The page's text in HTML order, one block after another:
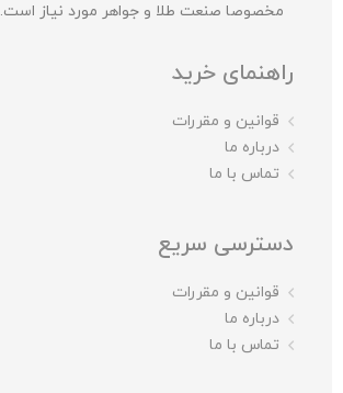
مخصوصا صنعت طلا و جواهر مورد نیاز است.
راهنمای خرید
قوانین و مقررات
درباره ما
تماس با ما
دسترسی سریع
قوانین و مقررات
درباره ما
تماس با ما